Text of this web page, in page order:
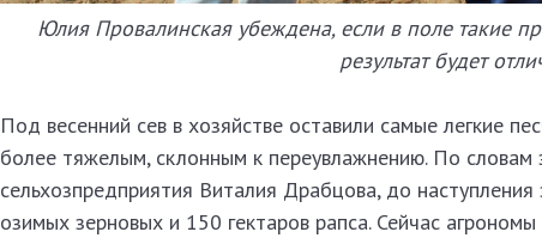
Юлия Провалинская убеждена, если в поле такие
результат будет
Под весенний сев в хозяйстве оставили самые легкие
более тяжелым, склонным к переувлажнению. По словам
сельхозпредприятия Виталия Драбцова, до
озимых зерновых и 150 гектаров рапса. Сейчас